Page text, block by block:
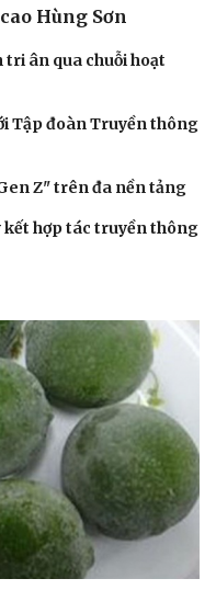
Hùng Sơn
ân qua chuỗi hoạt
Tập đoàn Truyền thông
Z" trên đa nền tảng
kết hợp tác truyền thông